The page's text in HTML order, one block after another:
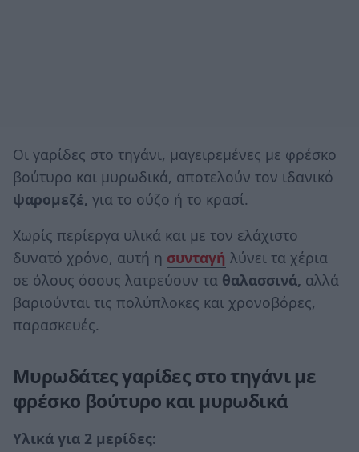
Οι γαρίδες στο τηγάνι, μαγειρεμένες με φρέσκο
βούτυρο και μυρωδικά, αποτελούν τον ιδανικό
ψαρομεζέ, για το ούζο ή το κρασί.
Χωρίς περίεργα υλικά και με τον ελάχιστο
δυνατό χρόνο, αυτή η συνταγή λύνει τα χέρια
σε όλους όσους λατρεύουν τα θαλασσινά, αλλά
βαριούνται τις πολύπλοκες και χρονοβόρες,
παρασκευές.
Μυρωδάτες γαρίδες στο τηγάνι με
φρέσκο βούτυρο και μυρωδικά
Υλικά για 2 μερίδες: